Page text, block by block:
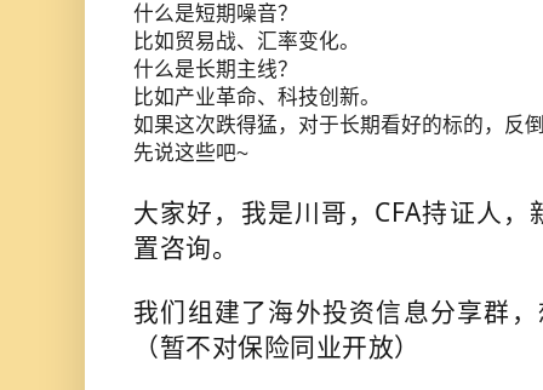
什么是短期噪音？
比如贸易战、汇率变化。
什么是长期主线？
比如产业革命、科技创新。
如果这次跌得猛，对于长期看好的标的，反
先说这些吧~
大家好，我是川哥，CFA持证人
置咨询。
我们组建了海外投资信息分享群
（暂不对保险同业开放）